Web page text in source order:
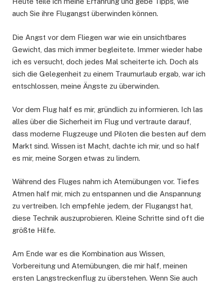
auch Sie ihre Flugangst überwinden können.
Die Angst vor dem Fliegen war wie ein unsichtbares
Gewicht, das mich immer begleitete. Immer wieder habe
ich es versucht, doch jedes Mal scheiterte ich. Doch als
sich die Gelegenheit zu einem Traumurlaub ergab, war ich
entschlossen, meine Ängste zu überwinden.
Vor dem Flug half es mir, gründlich zu informieren. Ich las
alles über die Sicherheit im Flug und vertraute darauf,
dass moderne Flugzeuge und Piloten die besten auf dem
Markt sind. Wissen ist Macht, dachte ich mir, und so half
es mir, meine Sorgen etwas zu lindern.
Während des Fluges nahm ich Atemübungen vor. Tiefes
Atmen half mir, mich zu entspannen und die Anspannung
zu vertreiben. Ich empfehle jedem, der Flugangst hat,
diese Technik auszuprobieren. Kleine Schritte sind oft die
größte Hilfe.
Am Ende war es die Kombination aus Wissen,
Vorbereitung und Atemübungen, die mir half, meinen
ersten Langstreckenflug zu überstehen. Wenn Sie auch